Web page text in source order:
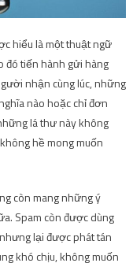
hiểu là một thuật ngữ
đó tiến hành gửi hàng
nhận cùng lúc, những
nào hoặc chỉ đơn
lá thư này không
hề mong muốn
còn mang những ý
Spam còn được dùng
lại được phát tán
khó chịu, không muốn